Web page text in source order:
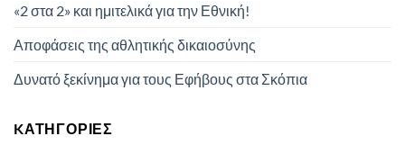
«2 στα 2» και ημιτελικά για την Εθνική!
Αποφάσεις της αθλητικής δικαιοσύνης
Δυνατό ξεκίνημα για τους Εφήβους στα Σκόπια
KΑΤΗΓΟΡΊΕΣ